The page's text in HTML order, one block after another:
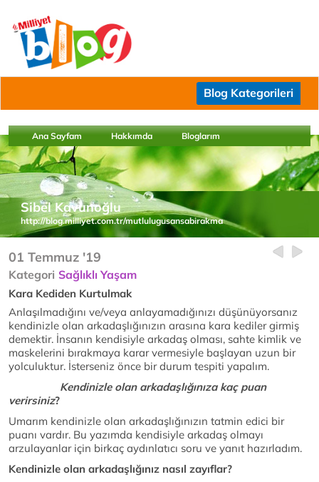
Blog Kategorileri
Ana Sayfam Hakkımda Bloglarım
Sibel Kavunoğlu
http://blog.milliyet.com.tr/mutlulugusansabirakma
01 Temmuz '19
Kategori Sağlıklı Yaşam
Kara Kediden Kurtulmak
Anlaşılmadığını ve/veya anlayamadığınızı düşünüyorsanız
kendinizle olan arkadaşlığınızın arasına kara kediler girmiş
demektir. İnsanın kendisiyle arkadaş olması, sahte kimlik ve
maskelerini bırakmaya karar vermesiyle başlayan uzun bir
yolculuktur. İsterseniz önce bir durum tespiti yapalım.
Kendinizle olan arkadaşlığınıza kaç puan
verirsiniz?
Umarım kendinizle olan arkadaşlığınızın tatmin edici bir
puanı vardır. Bu yazımda kendisiyle arkadaş olmayı
arzulayanlar için birkaç aydınlatıcı soru ve yanıt hazırladım.
Kendinizle olan arkadaşlığınız nasıl zayıflar?